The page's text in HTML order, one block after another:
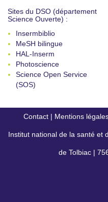
Sites du DSO (département
Science Ouverte) :
Insermbiblio
MeSH bilingue
HAL-Inserm
Photoscience
Science Open Service
(SOS)
Contact | Mentions
Institut national de la santé et
de Tolbiac |